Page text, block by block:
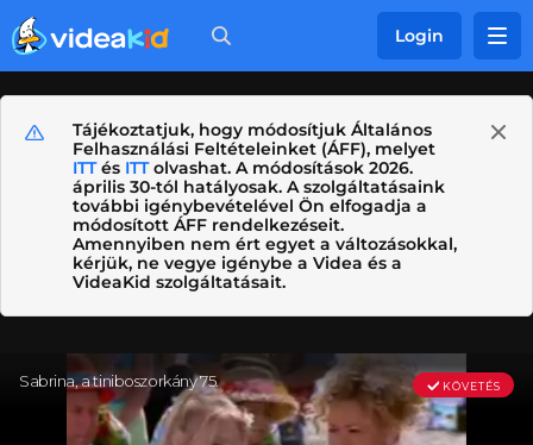
Login
Tájékoztatjuk, hogy módosítjuk Általános
Felhasználási Feltételeinket (ÁFF), melyet
ITTés ITTolvashat. A módosítások 2026.
április 30-tól hatályosak. A szolgáltatásaink
további igénybevételével Ön elfogadja a
módosított ÁFF rendelkezéseit.
Amennyiben nem ért egyet a változásokkal,
kérjük, ne vegye igénybe a Videa és a
VideaKid szolgáltatásait.